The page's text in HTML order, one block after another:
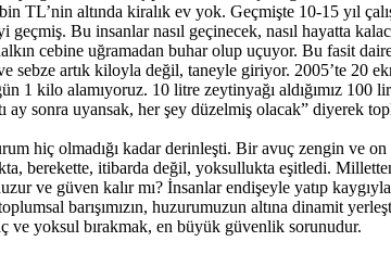
altında kiralık ev yok. Geçmişte 10-15 yıl
geçmiş. Bu insanlar nasıl geçinecek, nasıl hayatta
cebine uğramadan buhar olup uçuyor. Bu fasit
artık kiloyla değil, taneyle giriyor. 2005’te 20
1 kilo alamıyoruz. 10 litre zeytinyağı aldığımız
sonra uyansak, her şey düzelmiş olacak” diyerek
hiç olmadığı kadar derinleşti. Bir avuç zengin ve
berekette, itibarda değil, yoksullukta eşitledi.
ve güven kalır mı? İnsanlar endişeyle yatıp
barışımızın, huzurumuzun altına dinamit
ve yoksul bırakmak, en büyük güvenlik sorunudur.